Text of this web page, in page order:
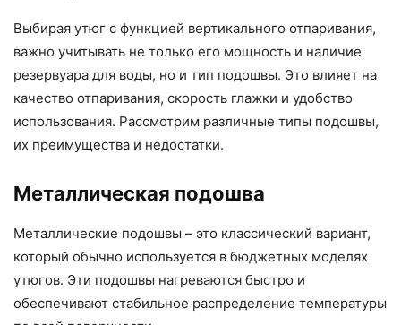
Выбирая утюг с функцией вертикального отпаривания,
важно учитывать не только его мощность и наличие
резервуара для воды, но и тип подошвы. Это влияет на
качество отпаривания, скорость глажки и удобство
использования. Рассмотрим различные типы подошвы,
их преимущества и недостатки.
Металлическая подошва
Металлические подошвы – это классический вариант,
который обычно используется в бюджетных моделях
утюгов. Эти подошвы нагреваются быстро и
обеспечивают стабильное распределение температуры